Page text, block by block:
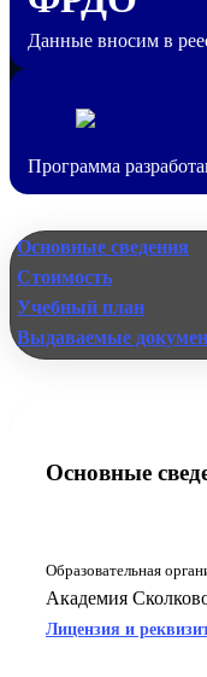
Данные вносим в
Программа
Основные сведения
Стоимость
Учебный план
Выдаваемые
Основные
Образовательная
Академия
Лицензия и